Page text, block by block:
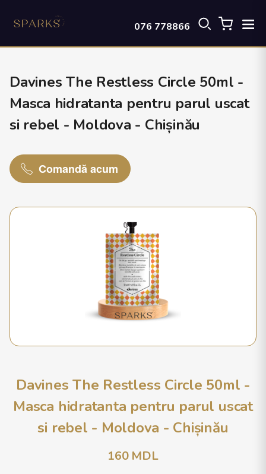
076 778866
Davines The Restless Circle 50ml -
Masca hidratanta pentru parul uscat
si rebel - Moldova - Chișinău
Comandă acum
Davines The Restless Circle 50ml -
Masca hidratanta pentru parul uscat
si rebel - Moldova - Chișinău
160MDL